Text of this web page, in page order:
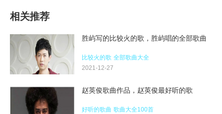
相关推荐
胜屿写的比较火的歌，胜屿唱的全部歌曲
比较火的歌 全部歌曲大全
2021-12-27
赵英俊歌曲作品，赵英俊最好听的歌
好听的歌曲 歌曲大全100首